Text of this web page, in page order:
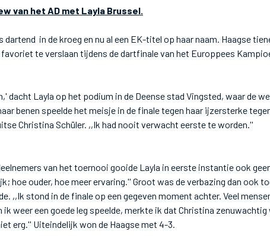
van het AD met Layla Brussel.
dartend in de kroeg en nu al een EK-titel op haar naam. Haagse
te verslaan tijdens de dartfinale van het Europpees
dacht Layla op het podium in de Deense stad Vingsted, waar de
benen speelde het meisje in de finale tegen haar ijzersterke
Christina Schüler. ,,Ik had nooit verwacht eerste te worden.''
van het toernooi gooide Layla in eerste instantie ook
hoe ouder, hoe meer ervaring.'' Groot was de verbazing dan ook
,,Ik stond in de finale op een gegeven moment achter. Veel
weer een goede leg speelde, merkte ik dat Christina zenuwachtig
erg.'' Uiteindelijk won de Haagse met 4-3.